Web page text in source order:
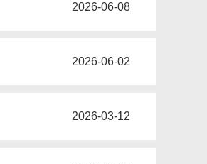
2026-06-08
2026-06-02
2026-03-12